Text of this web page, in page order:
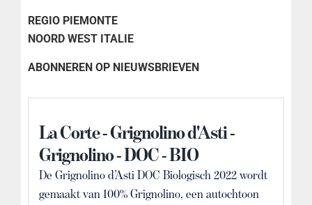
REGIO PIEMONTE
NOORD WEST ITALIE
ABONNEREN OP NIEUWSBRIEVEN
La Corte - Grignolino d'Asti -
Grignolino - DOC - BIO
De Grignolino d’Asti DOC Biologisch 2022 wordt
gemaakt van 100% Grignolino, een autochtoon